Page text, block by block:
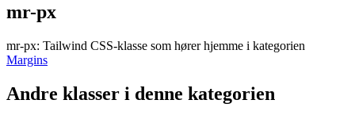
mr-px
mr-px: Tailwind CSS-klasse som hører hjemme i kategorien
Margins
Andre klasser i denne kategorien